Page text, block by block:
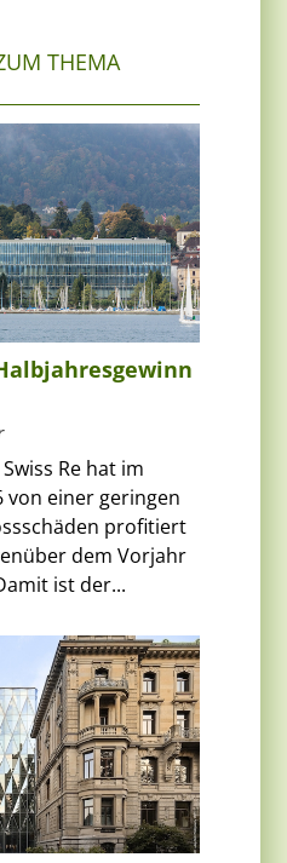
THEMA
Re hat im
von einer geringen
profitiert
dem Vorjahr
ist der...